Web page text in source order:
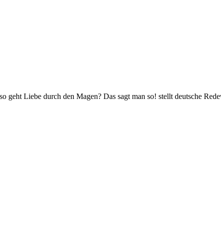
Liebe durch den Magen? Das sagt man so! stellt deutsche